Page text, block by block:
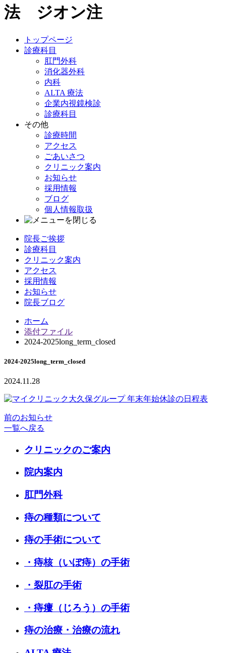
法 ジオン注
トップページ
診療科目
肛門外科
消化器外科
内科
ALTA 療法
企業内視鏡検診
診療科目
その他
診療時間
アクセス
ごあいさつ
クリニック案内
お知らせ
採用情報
ブログ
個人情報取扱
院長ご挨拶
診療科目
クリニック案内
アクセス
採用情報
お知らせ
院長ブログ
ホーム
添付ファイル
2024-2025long_term_closed
2024-2025long_term_closed
2024.11.28
前のお知らせ
一覧へ戻る
クリニックのご案内
院内案内
肛門外科
痔の種類について
痔の手術について
・痔核（いぼ痔）の手術
・裂肛の手術
・痔瘻（じろう）の手術
痔の治療・治療の流れ